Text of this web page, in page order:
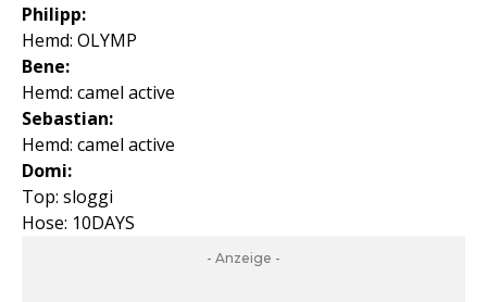
Philipp:
Hemd: OLYMP
Bene:
Hemd: camel active
Sebastian:
Hemd: camel active
Domi:
Top: sloggi
Hose: 10DAYS
- Anzeige -